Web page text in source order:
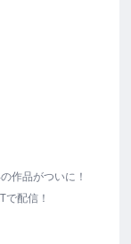
作品がついに！
配信！